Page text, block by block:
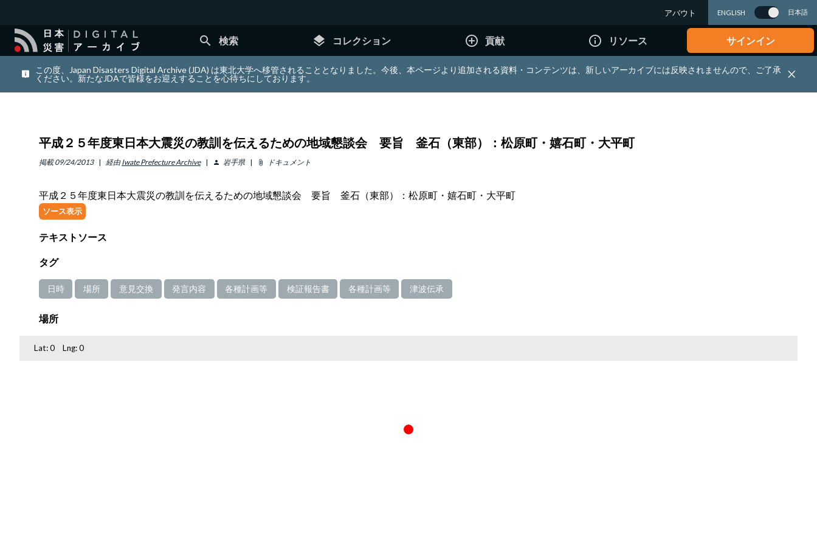
アバウト ENGLISH 日本語
search 検索 layers コレクション add_circle_outline 貢献 info_outline リソース サインイン
この度、Japan Disasters Digital Archive (JDA) は東北大学へ移管されることとなりました。今後、本ページより追加される資料・コンテンツは、新しいアーカイブには反映されませんので、ご了承
ください。新たなJDAで皆様をお迎えすることを心待ちにしております。
平成２５年度東日本大震災の教訓を伝えるための地域懇談会 要旨 釜石（東部）：松原町・嬉石町・大平町
掲載 09/24/2013 経由 Iwate Prefecture Archive person 岩手県 attach_file ドキュメント
平成２５年度東日本大震災の教訓を伝えるための地域懇談会 要旨 釜石（東部）：松原町・嬉石町・大平町
ソース表示
テキストソース
タグ
日時 場所 意見交換 発言内容 各種計画等 検証報告書 各種計画等 津波伝承
場所
Lat:0 Lng:0